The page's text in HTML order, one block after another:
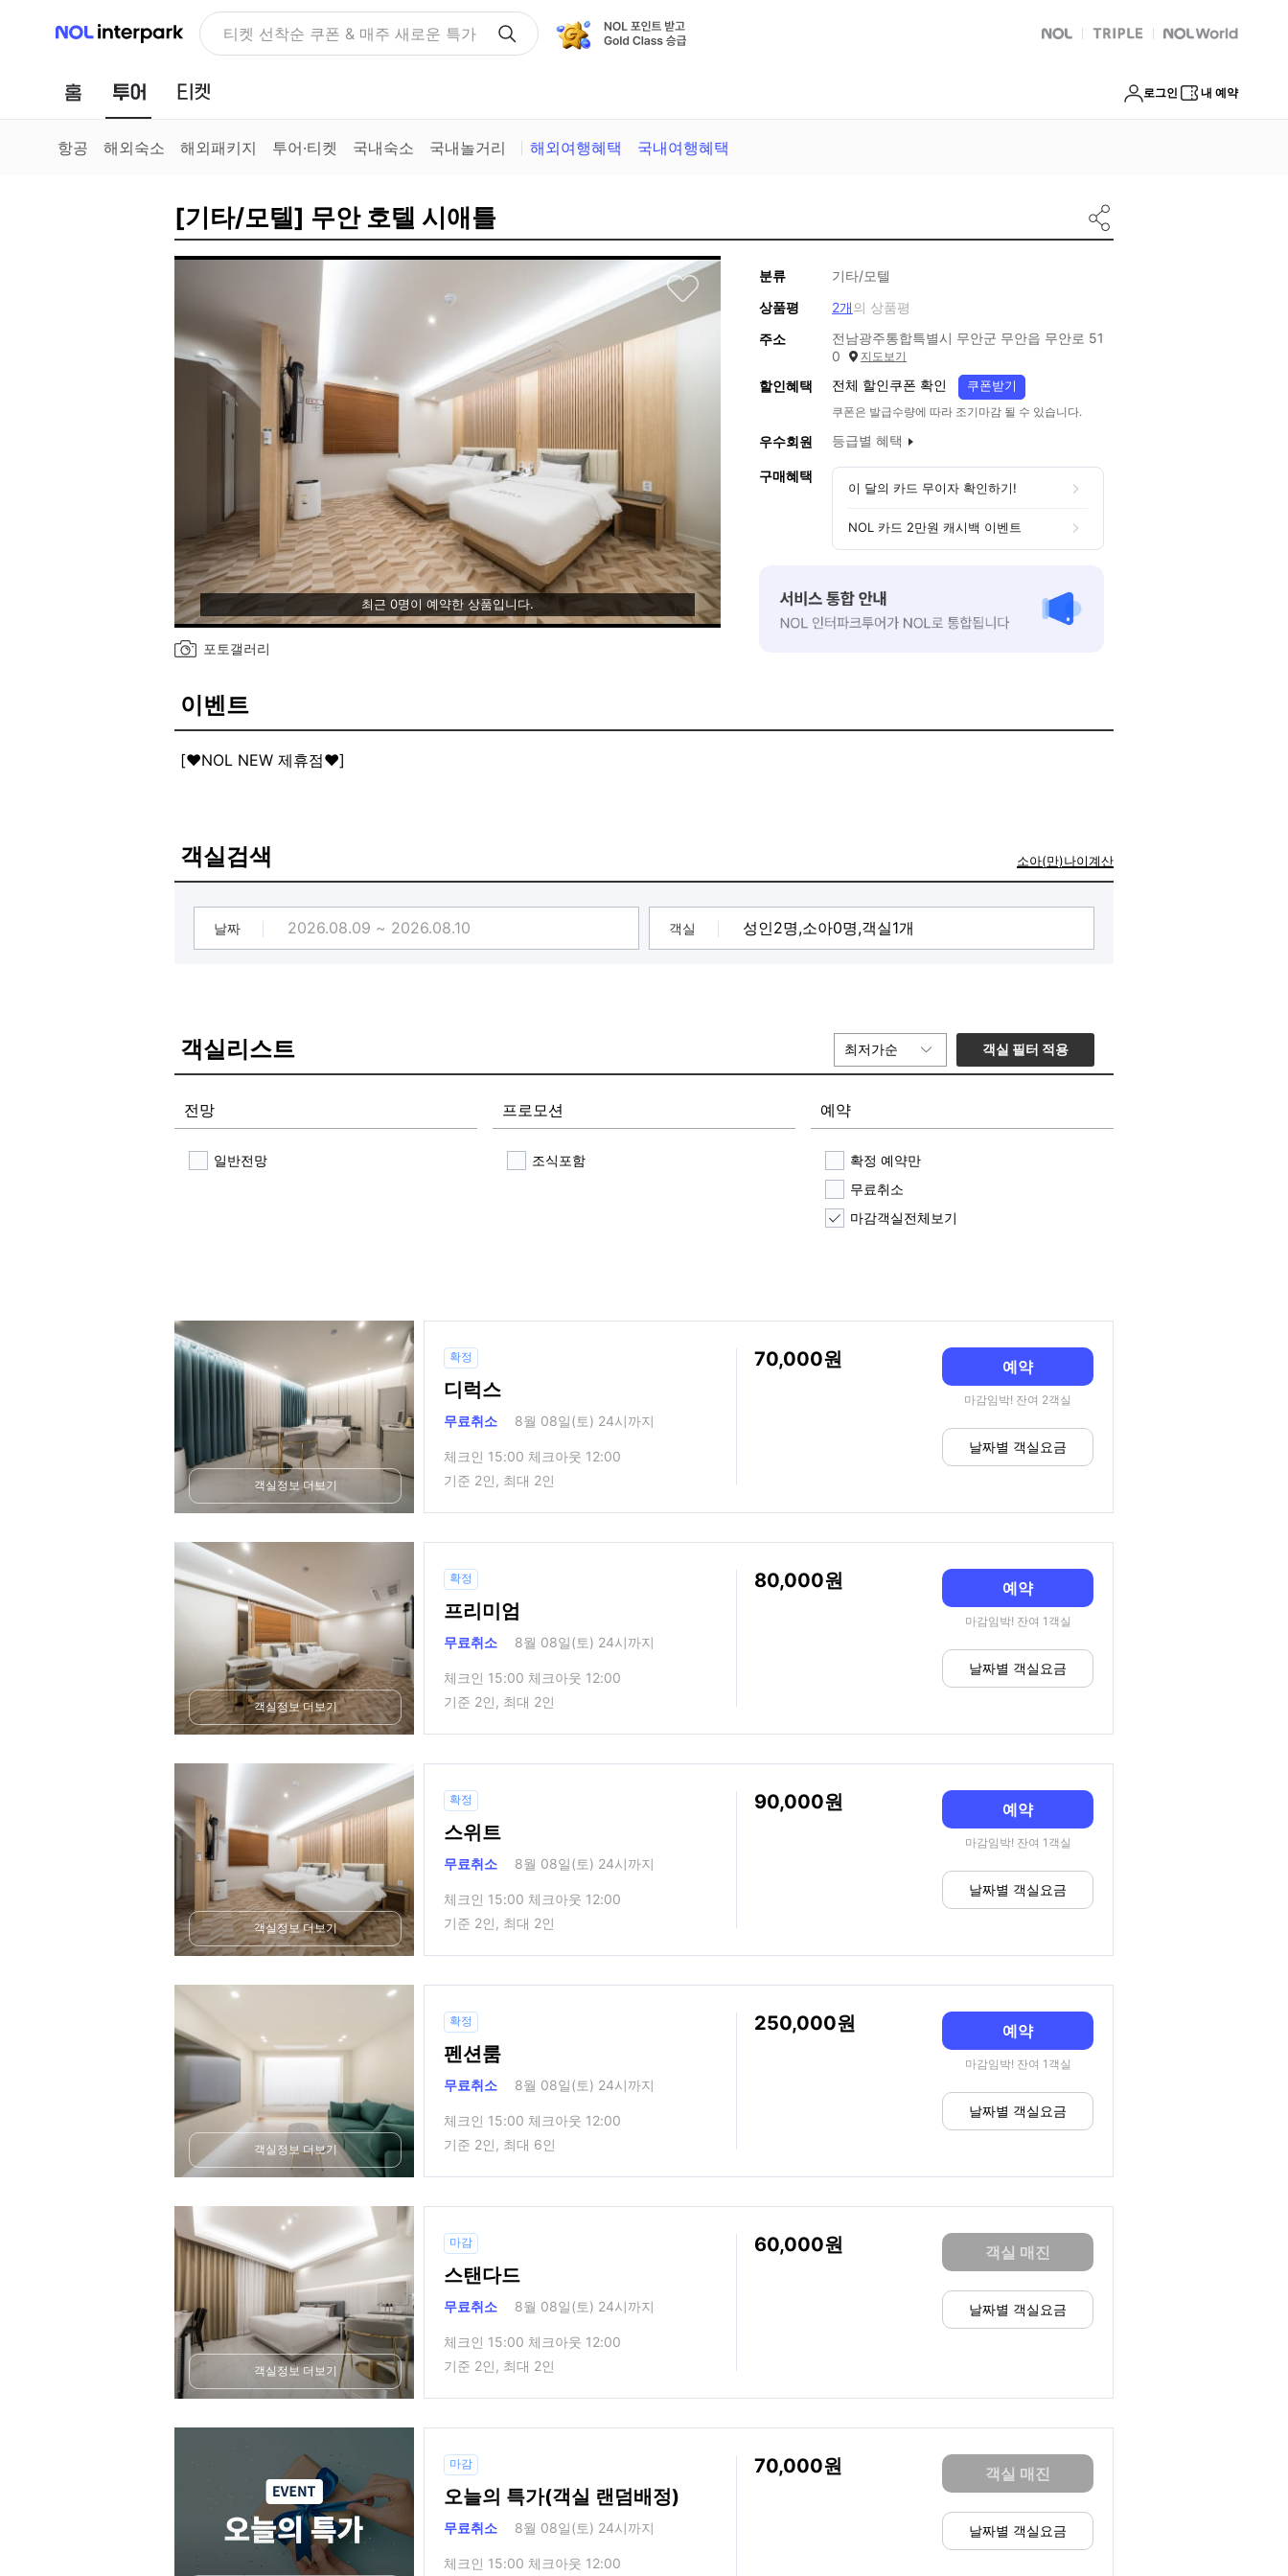
NOL 인터파크 티켓 선착순 쿠폰 & 매주 새로운 특가 NOL 트리플 Global Interpark
홈 투어 로그인 내 예약
항공 해외숙소 해외패키지 투어·티켓 국내숙소 국내놀거리 해외여행혜택 국내여행혜택
[기타/모텔] 무안 호텔 시애틀
최근 0명이 예약한 상품입니다.
포토갤러리
분류
기타/모텔
상품평
2개의 상품평
주소
전남광주통합특별시 무안군 무안읍 무안로 51
0
지도보기
할인혜택 전체 할인쿠폰 확인 쿠폰받기
쿠폰은 발급수량에 따라 조기마감 될 수 있습니다.
우수회원 등급별 혜택
구매혜택
이 달의 카드 무이자 확인하기!
NOL 카드 2만원 캐시백 이벤트
이벤트
[♥NOL NEW 제휴점♥]
객실검색 소아(만)나이계산
날짜 객실
객실리스트 최저가순 객실 필터 적용
전망
일반전망
프로모션
조식포함
예약
확정 예약만
무료취소
마감객실전체보기
객실정보 더보기
확정
디럭스
무료취소 8월 08일(토) 24시까지
체크인 15:00 체크아웃 12:00
기준 2인, 최대 2인
70,000 예약
마감임박! 잔여 2객실
날짜별 객실요금
객실정보 더보기
확정
프리미엄
무료취소 8월 08일(토) 24시까지
체크인 15:00 체크아웃 12:00
기준 2인, 최대 2인
80,000 예약
마감임박! 잔여 1객실
날짜별 객실요금
객실정보 더보기
확정
스위트
무료취소 8월 08일(토) 24시까지
체크인 15:00 체크아웃 12:00
기준 2인, 최대 2인
90,000 예약
마감임박! 잔여 1객실
날짜별 객실요금
객실정보 더보기
확정
펜션룸
무료취소 8월 08일(토) 24시까지
체크인 15:00 체크아웃 12:00
기준 2인, 최대 6인
250,000 예약
마감임박! 잔여 1객실
날짜별 객실요금
객실정보 더보기
마감
스탠다드
무료취소 8월 08일(토) 24시까지
체크인 15:00 체크아웃 12:00
기준 2인, 최대 2인
60,000 객실 매진
날짜별 객실요금
마감
오늘의 특가(객실 랜덤배정)
무료취소 8월 08일(토) 24시까지
체크인 15:00 체크아웃 12:00
70,000 객실 매진
날짜별 객실요금